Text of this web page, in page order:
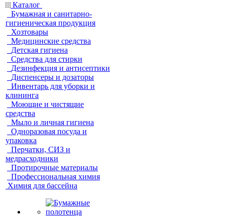
Каталог
Бумажная и санитарно-
гигиеническая продукция
Хозтовары
Медицинские средства
Детская гигиена
Средства для стирки
Дезинфекция и антисептики
Диспенсеры и дозаторы
Инвентарь для уборки и
клининга
Моющие и чистящие
средства
Мыло и личная гигиена
Одноразовая посуда и
упаковка
Перчатки, СИЗ и
медрасходники
Протирочные материалы
Профессиональная химия
Химия для бассейна